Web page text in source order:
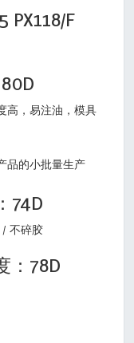
PX118/F
高，易注油，模具
品的小批量生产
74D
/ 不碎胶
：78D